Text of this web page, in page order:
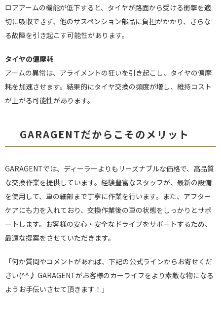
ロアアームの機能が低下すると、タイヤが路面から受ける衝撃を適
切に吸収できず、他のサスペンション部品に負担がかかり、さらな
る故障を引き起こす可能性があります。
タイヤの偏摩耗
アームの異常は、アライメントの狂いを引き起こし、タイヤの偏摩
耗を加速させます。結果的にタイヤ交換の頻度が増し、維持コスト
が上がる可能性があります。
GARAGENTだからこそのメリット
GARAGENTでは、ディーラーよりもリーズナブルな価格で、高品質
な交換作業を提供しています。経験豊富なスタッフが、最新の設備
を使用して、車の細部まで丁寧に作業を行います。また、アフター
ケアにも力を入れており、交換作業後の車の状態をしっかりとサポ
ートします。お客様の安心・安全なドライブをサポートするため、
最適な提案をさせていただきます。
「何か質問やコメントがあれば、下記の公式ラインからお寄せくだ
さい(^^♪ GARAGENTがお客様のカーライフをより素敵な物になる
ようお手伝いさせて頂きます！」